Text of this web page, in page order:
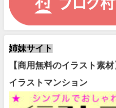
姉妹サイト
【商用無料のイラスト素材
イラストマンション